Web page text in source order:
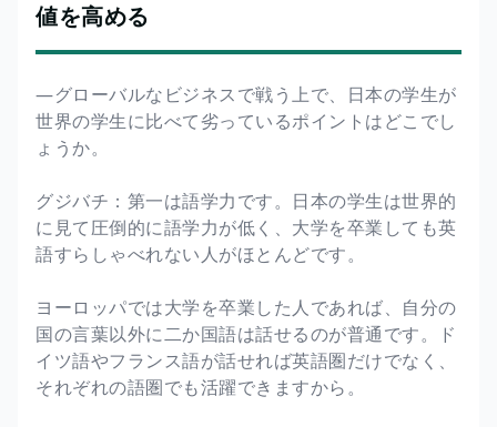
値を高める
―グローバルなビジネスで戦う上で、日本の学生が
世界の学生に比べて劣っているポイントはどこでし
ょうか。
グジバチ：第一は語学力です。日本の学生は世界的
に見て圧倒的に語学力が低く、大学を卒業しても英
語すらしゃべれない人がほとんどです。
ヨーロッパでは大学を卒業した人であれば、自分の
国の言葉以外に二か国語は話せるのが普通です。ド
イツ語やフランス語が話せれば英語圏だけでなく、
それぞれの語圏でも活躍できますから。